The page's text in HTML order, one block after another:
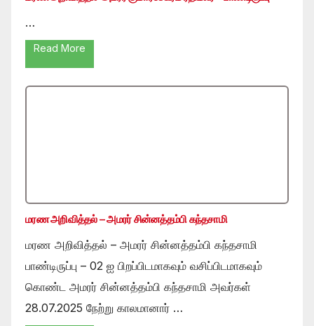
…
Read More
மரண அறிவித்தல் – அமரர் சின்னத்தம்பி கந்தசாமி
மரண அறிவித்தல் – அமரர் சின்னத்தம்பி கந்தசாமி
பாண்டிருப்பு – 02 ஐ பிறப்பிடமாகவும் வசிப்பிடமாகவும்
கொண்ட அமரர் சின்னத்தம்பி கந்தசாமி அவர்கள்
28.07.2025 நேற்று காலமானார் …